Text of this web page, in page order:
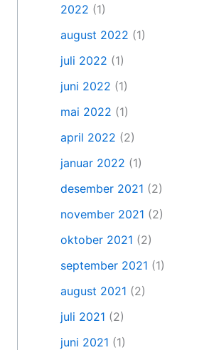
2022 (1)
august 2022 (1)
juli 2022 (1)
juni 2022 (1)
mai 2022 (1)
april 2022 (2)
januar 2022 (1)
desember 2021 (2)
november 2021 (2)
oktober 2021 (2)
september 2021 (1)
august 2021 (2)
juli 2021 (2)
juni 2021 (1)